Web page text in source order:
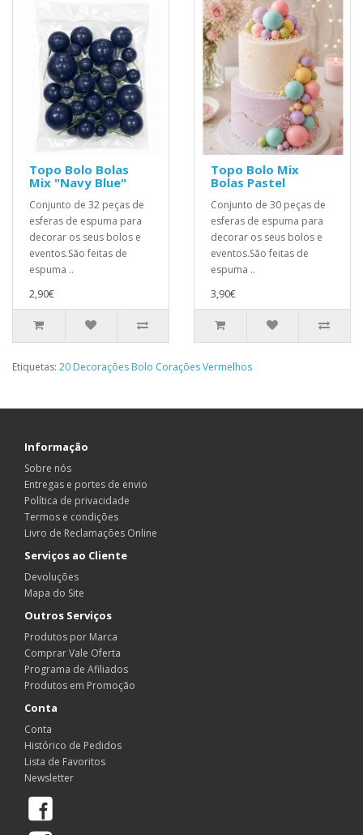
Topo Bolo Bolas
Mix "Navy Blue"
Conjunto de 32 peças de
esferas de espuma para
decorar os seus bolos e
eventos.São feitas de
espuma ..
2,90€
Topo Bolo Mix
Bolas Pastel
Conjunto de 30 peças de
esferas de espuma para
decorar os seus bolos e
eventos.São feitas de
espuma ..
3,90€
Etiquetas: 20 Decorações Bolo Corações Vermelhos
Informação
Sobre nós
Entregas e portes de envio
Política de privacidade
Termos e condições
Livro de Reclamações Online
Serviços ao Cliente
Devoluções
Mapa do Site
Outros Serviços
Produtos por Marca
Comprar Vale Oferta
Programa de Afiliados
Produtos em Promoção
Conta
Conta
Histórico de Pedidos
Lista de Favoritos
Newsletter